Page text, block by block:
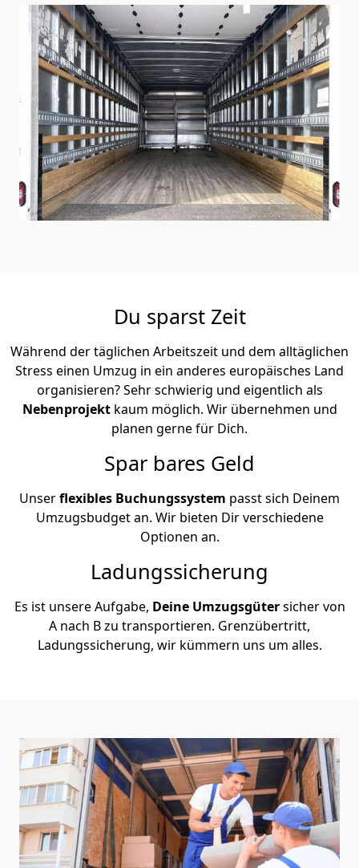
Du sparst Zeit
Während der täglichen Arbeitszeit und dem alltäglichen
Stress einen Umzug in ein anderes europäisches Land
organisieren? Sehr schwierig und eigentlich als
Nebenprojekt kaum möglich. Wir übernehmen und
planen gerne für Dich.
Spar bares Geld
Unserflexibles Buchungssystem passt sich Deinem
Umzugsbudget an. Wir bieten Dir verschiedene
Optionen an.
Ladungssicherung
Es ist unsere Aufgabe, Deine Umzugsgütersicher von
A nach B zu transportieren. Grenzübertritt,
Ladungssicherung, wir kümmern uns um alles.